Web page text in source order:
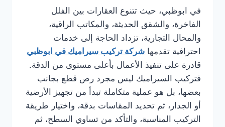
في ابوظبي، حيث تتنوع العقارات بين الفلل
الفاخرة، والشقق الحديثة، والمكاتب الراقية،
والمحال التجارية، تزداد الحاجة إلى خدمات
احترافية تقدمها شركة تركيب سيراميك في ابوظبي
قادرة على تنفيذ الأعمال بأعلى مستوى من الدقة.
فتركيب السيراميك ليس مجرد رص قطع بجانب
بعضها، بل هو عملية متكاملة تبدأ من تجهيز الأرضية
أو الجدار، ثم تحديد المقاسات بدقة، واختيار طريقة
التركيب المناسبة، والتأكد من تساوي السطح، ثم